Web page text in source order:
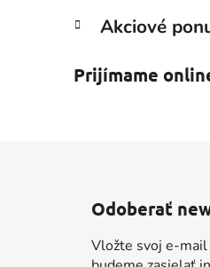
Akciové
Prijímame
Odoberať
Vložte svoj e-mail